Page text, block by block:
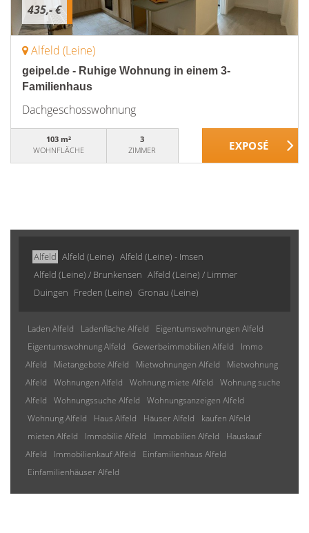
435,- €
Alfeld (Leine)
geipel.de - Ruhige Wohnung in einem 3-
Familienhaus
Dachgeschosswohnung
103 m²
WOHNFLÄCHE
3
ZIMMER
Alfeld Alfeld (Leine) Alfeld (Leine) - Imsen
Alfeld (Leine) / Brunkensen Alfeld (Leine) / Limmer
Duingen Freden (Leine) Gronau (Leine)
Laden Alfeld Ladenfläche Alfeld
Eigentumswohnungen Alfeld
Eigentumswohnung Alfeld
Gewerbeimmobilien Alfeld
Immo
Alfeld
Mietangebote Alfeld Mietwohnungen Alfeld
Mietwohnung
Alfeld
Wohnungen Alfeld Wohnung miete Alfeld
Wohnung suche
Alfeld
Wohnungssuche Alfeld
Wohnungsanzeigen Alfeld
Wohnung Alfeld
Haus Alfeld Häuser Alfeld
kaufen Alfeld
mieten Alfeld
Immobilie Alfeld Immobilien Alfeld
Hauskauf
Alfeld
Immobilienkauf Alfeld
Einfamilienhaus Alfeld
Einfamilienhäuser Alfeld